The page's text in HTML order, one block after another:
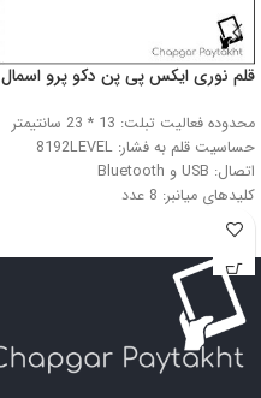
قلم نوری ایکس پی پن دکو پرو اسمال
محدوده فعالیت تبلت: 13 * 23 سانتیمتر
حساسیت قلم به فشار: 8192LEVEL
اتصال: USB و Bluetooth
کلیدهای میانبر: 8 عدد
کیفیت: 5080LPI